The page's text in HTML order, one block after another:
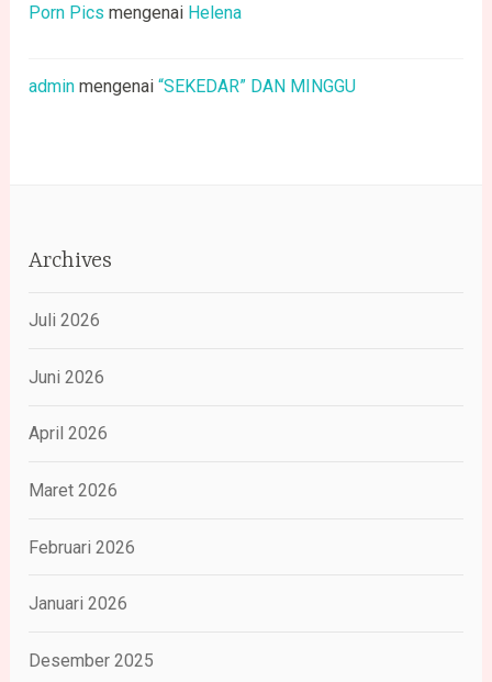
Porn Pics mengenai Helena
admin mengenai“SEKEDAR” DAN MINGGU
Archives
Juli 2026
Juni 2026
April 2026
Maret 2026
Februari 2026
Januari 2026
Desember 2025